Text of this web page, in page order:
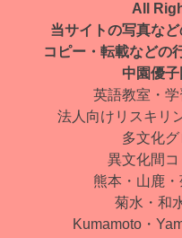
シ
ョ
All
当サイトの写真な
コピー・転載などの
中園優
英語教室・
法人向けリスキリ
多文化グ
異文化間
熊本・山鹿・
菊水・和
Kumamoto・